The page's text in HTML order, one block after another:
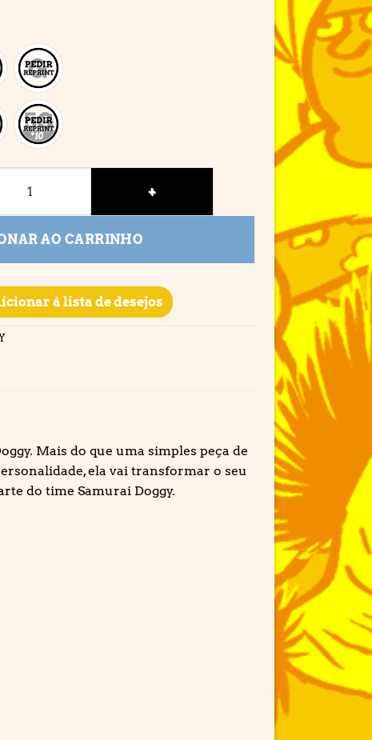
AO CARRINHO
à lista de desejos
Mais do que uma simples peça de
ela vai transformar o seu
do time Samurai Doggy.